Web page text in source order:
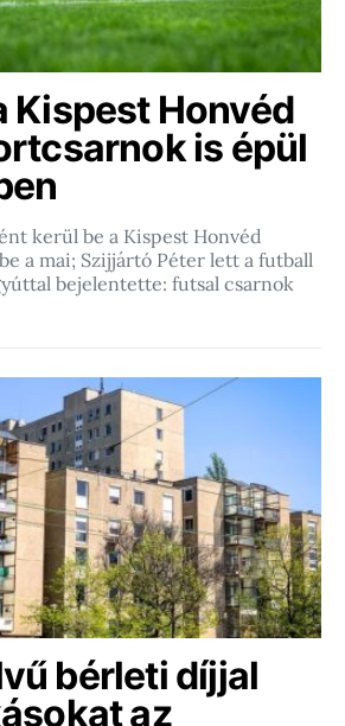
Kispest Honvéd
is épül
kerül be a Kispest Honvéd
a mai; Szijjártó Péter lett a futball
bejelentette: futsal csarnok
bérleti díjjal
az